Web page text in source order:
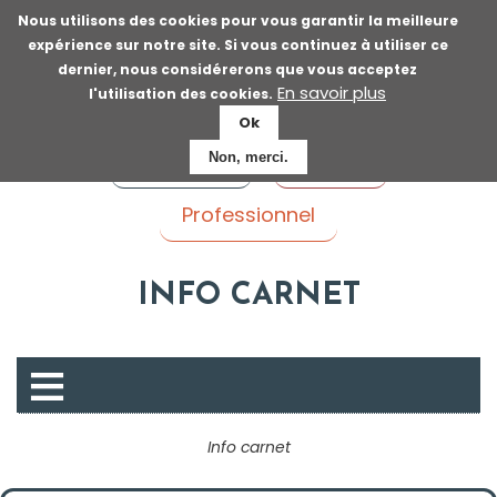
Nous utilisons des cookies pour vous garantir la meilleure
expérience sur notre site. Si vous continuez à utiliser ce
dernier, nous considérerons que vous acceptez
l'utilisation des cookies. En savoir plus
Ok
Non, merci.
Aller
au
contenu
principal
Voyageur
Professionnel
INFO CARNET
Fil
Info carnet